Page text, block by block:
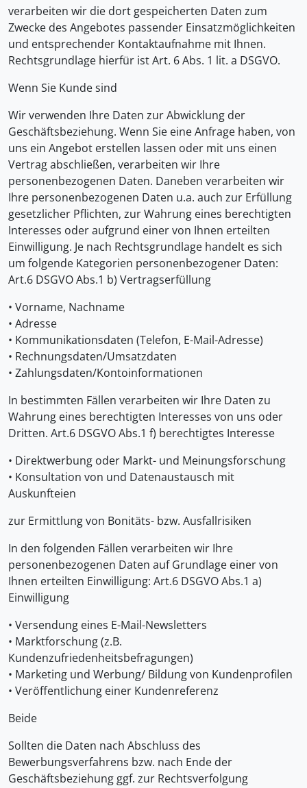
verarbeiten wir die dort gespeicherten Daten zum
Zwecke des Angebotes passender Einsatzmöglichkeiten
und entsprechender Kontaktaufnahme mit Ihnen.
Rechtsgrundlage hierfür ist Art. 6 Abs. 1 lit. a DSGVO.
Wenn Sie Kunde sind
Wir verwenden Ihre Daten zur Abwicklung der
Geschäftsbeziehung. Wenn Sie eine Anfrage haben, von
uns ein Angebot erstellen lassen oder mit uns einen
Vertrag abschließen, verarbeiten wir Ihre
personenbezogenen Daten. Daneben verarbeiten wir
Ihre personenbezogenen Daten u.a. auch zur Erfüllung
gesetzlicher Pflichten, zur Wahrung eines berechtigten
Interesses oder aufgrund einer von Ihnen erteilten
Einwilligung. Je nach Rechtsgrundlage handelt es sich
um folgende Kategorien personenbezogener Daten:
Art.6 DSGVO Abs.1 b) Vertragserfüllung
• Vorname, Nachname
• Adresse
• Kommunikationsdaten (Telefon, E-Mail-Adresse)
• Rechnungsdaten/Umsatzdaten
• Zahlungsdaten/Kontoinformationen
In bestimmten Fällen verarbeiten wir Ihre Daten zu
Wahrung eines berechtigten Interesses von uns oder
Dritten. Art.6 DSGVO Abs.1 f) berechtigtes Interesse
• Direktwerbung oder Markt- und Meinungsforschung
• Konsultation von und Datenaustausch mit
Auskunfteien
zur Ermittlung von Bonitäts- bzw. Ausfallrisiken
In den folgenden Fällen verarbeiten wir Ihre
personenbezogenen Daten auf Grundlage einer von
Ihnen erteilten Einwilligung: Art.6 DSGVO Abs.1 a)
Einwilligung
• Versendung eines E-Mail-Newsletters
• Marktforschung (z.B.
Kundenzufriedenheitsbefragungen)
• Marketing und Werbung/ Bildung von Kundenprofilen
• Veröffentlichung einer Kundenreferenz
Beide
Sollten die Daten nach Abschluss des
Bewerbungsverfahrens bzw. nach Ende der
Geschäftsbeziehung ggf. zur Rechtsverfolgung